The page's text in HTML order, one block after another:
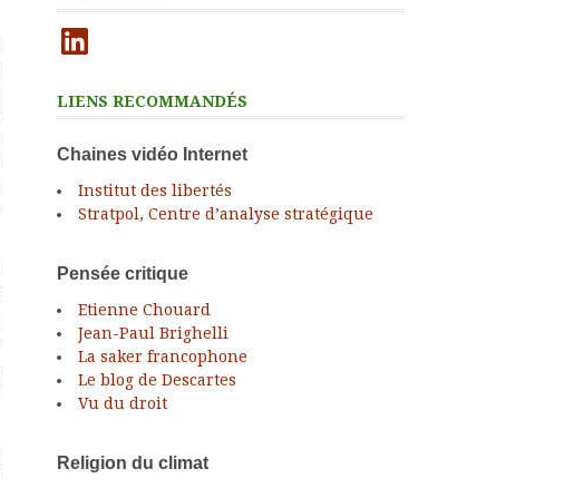
LinkedIn
LIENS RECOMMANDÉS
Chaines vidéo Internet
Institut des libertés
Stratpol, Centre d’analyse stratégique
Pensée critique
Etienne Chouard
Jean-Paul Brighelli
La saker francophone
Le blog de Descartes
Vu du droit
Religion du climat